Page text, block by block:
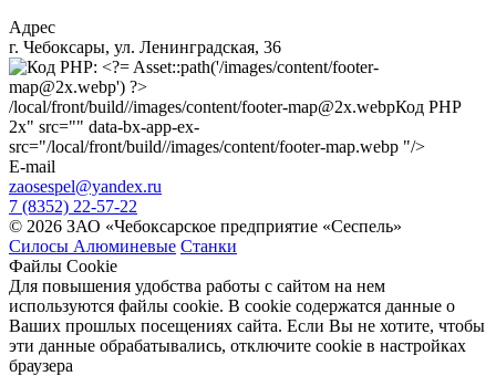
Адрес
г. Чебоксары, ул. Ленинградская, 36
/local/front/build//images/content/footer-map@2x.webpКод PHP
2x" src="" data-bx-app-ex-
src="/local/front/build//images/content/footer-map.webp "/>
E-mail
zaosespel@yandex.ru
7 (8352) 22-57-22
© 2026 ЗАО «Чебоксарское предприятие «Сеспель»
Силосы Алюминевые Станки
Файлы Cookie
Для повышения удобства работы с сайтом на нем
используются файлы cookie. В cookie содержатся данные о
Ваших прошлых посещениях сайта. Если Вы не хотите, чтобы
эти данные обрабатывались, отключите cookie в настройках
браузера